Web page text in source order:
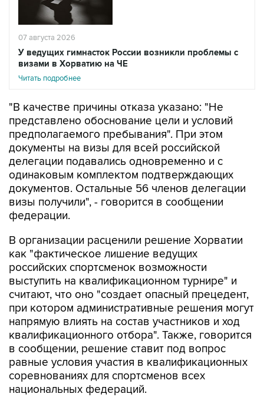
07 августа 2026
У ведущих гимнасток России возникли проблемы с
визами в Хорватию на ЧЕ
Читать подробнее
"В качестве причины отказа указано: "Не
представлено обоснование цели и условий
предполагаемого пребывания". При этом
документы на визы для всей российской
делегации подавались одновременно и с
одинаковым комплектом подтверждающих
документов. Остальные 56 членов делегации
визы получили", - говорится в сообщении
федерации.
В организации расценили решение Хорватии
как "фактическое лишение ведущих
российских спортсменок возможности
выступить на квалификационном турнире" и
считают, что оно "создает опасный прецедент,
при котором административные решения могут
напрямую влиять на состав участников и ход
квалификационного отбора". Также, говорится
в сообщении, решение ставит под вопрос
равные условия участия в квалификационных
соревнованиях для спортсменов всех
национальных федераций.